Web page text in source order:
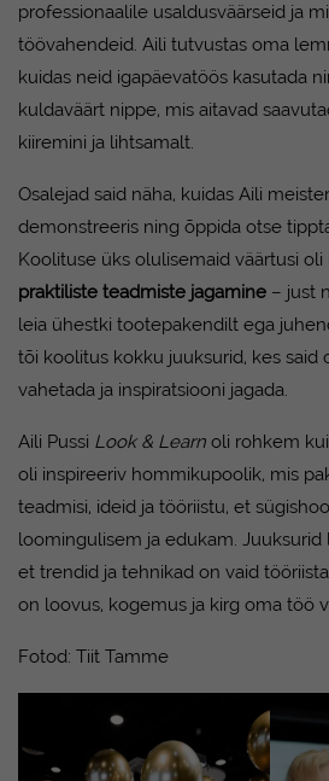
professionaalile usaldusväärseid ja
töövahendeid. Aili tutvustas oma
kuidas neid igapäevatöös kasutada
kuldaväärt nippe, mis aitavad
kiiremini ja lihtsamalt.
Osalejad said näha, kuidas Aili
demonstreeris ning õppida otse
Koolituse üks olulisemaid väärtusi oli
praktiliste teadmiste jagamine – just
leia ühestki tootepakendilt ega
tõi koolitus kokku juuksurid, kes said
vahetada ja inspiratsiooni jagada.
Aili Pussi Look & Learn oli rohkem
oli inspireeriv hommikupoolik, mis
teadmisi, ideid ja tööriistu, et
loomingulisem ja edukam. Juuksurid
et trendid ja tehnikad on vaid
on loovus, kogemus ja kirg oma töö
Fotod: Tiit Tamme